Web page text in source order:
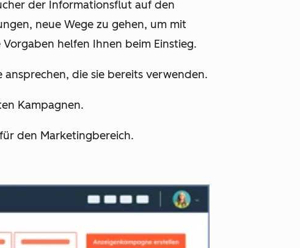
der Informationsflut auf den
neue Wege zu gehen, um mit
helfen Ihnen beim Einstieg.
ansprechen, die sie bereits verwenden.
Kampagnen.
den Marketingbereich.